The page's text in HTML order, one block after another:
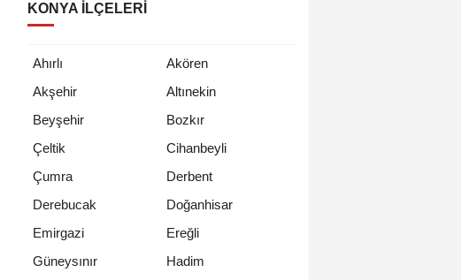
KONYA İLÇELERI
Ahırlı
Akören
Akşehir
Altınekin
Beyşehir
Bozkır
Çeltik
Cihanbeyli
Çumra
Derbent
Derebucak
Doğanhisar
Emirgazi
Ereğli
Güneysınır
Hadim